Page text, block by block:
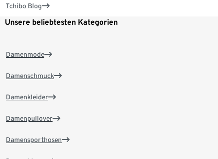
Tchibo Blog
Unsere beliebtesten Kategorien
Damenmode
Damenschmuck
Damenkleider
Damenpullover
Damensporthosen